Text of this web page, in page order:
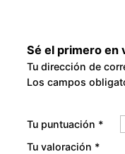
Sé el primero en
Tu dirección de
Los campos
Tu puntuación *
Tu valoración *